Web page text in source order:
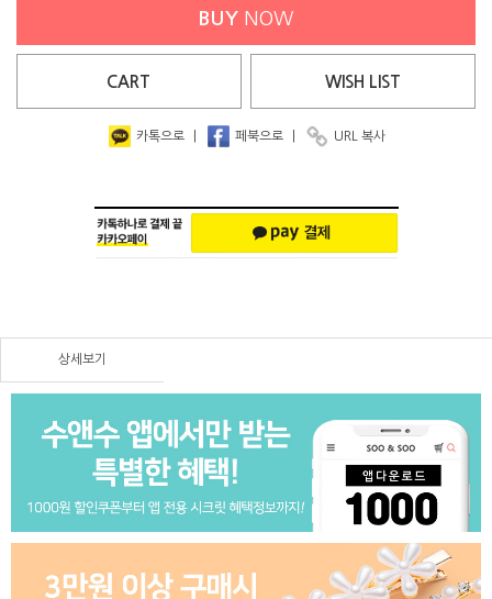
BUY NOW
CART WISH LIST
카톡으로 페북으로 URL 복사
상세보기